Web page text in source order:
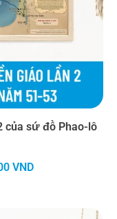
của sứ đồ Phao-lô
VNDKhoảng
200.000 VND